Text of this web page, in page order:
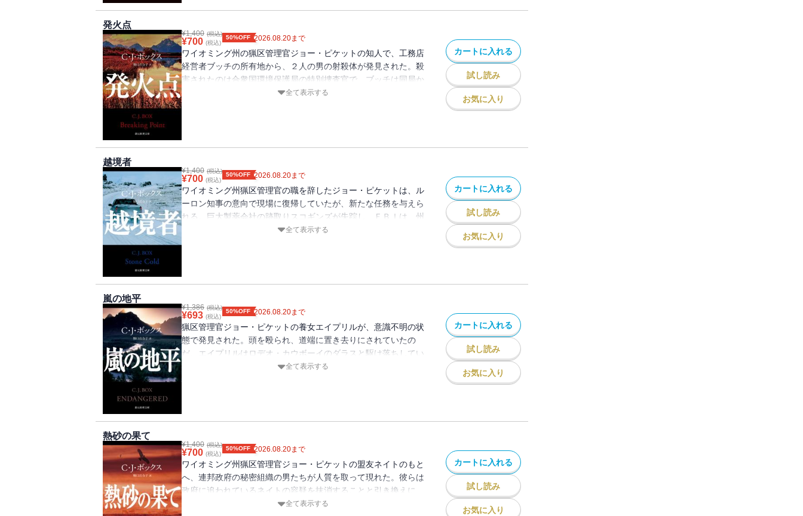
発火点
¥1,400 (税込)
¥700 (税込)
50%OFF 2026.08.20まで
ワイオミング州の猟区管理官ジョー・ピケットの知人で、工務店
経営者ブッチの所有地から、２人の男の射殺体が発見された。殺
害されたのは合衆国環境保護局の特別捜査官で、ブッチは同局か
ら不可解かつ冷酷な仕打ちを受けていた。逃亡した容疑者ブッチ
場。
全て表示する
カートに入れる
試し読み
お気に入り
越境者
¥1,400 (税込)
¥700 (税込)
50%OFF 2026.08.20まで
ワイオミング州猟区管理官の職を辞したジョー・ピケットは、ル
ーロン知事の意向で現場に復帰していたが、新たな任務を与えら
れる。巨大製薬会社の跡取りスコギンズが失踪し、ＦＢＩは、州
の辺境に住む富豪テンプルトンが前々から暗殺業を営んでおり、
拠地へ情報収集に赴くが……。ジョーがネイトと敵対！？ 全米
全て表示する
カートに入れる
試し読み
お気に入り
嵐の地平
¥1,386 (税込)
¥693 (税込)
50%OFF 2026.08.20まで
猟区管理官ジョー・ピケットの養女エイプリルが、意識不明の状
態で発見された。頭を殴られ、道端に置き去りにされていたの
だ。エイプリルはロデオ・カウボーイのダラスと駆け落ちしてい
たが、彼はかつて少女に暴行した疑惑があり、ジョーは交際に反
盟友ネイトにも危機が迫っていた。悪辣な人間と大自然の脅威に
全て表示する
カートに入れる
試し読み
お気に入り
熱砂の果て
¥1,400 (税込)
¥700 (税込)
50%OFF 2026.08.20まで
ワイオミング州猟区管理官ジョー・ピケットの盟友ネイトのもと
へ、連邦政府の秘密組織の男たちが人質を取って現れた。彼らは
政府に追われているネイトの容疑を抹消することと引き換えに、
ある任務を依頼した。州南部の砂漠地帯で大規模テロを計画して
全て表示する
カートに入れる
試し読み
お気に入り